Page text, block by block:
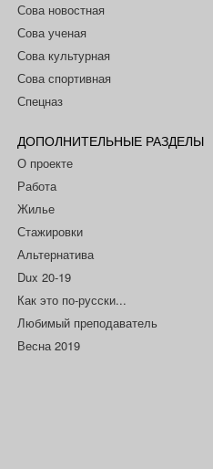
Сова новостная
Сова ученая
Сова культурная
Сова спортивная
Спецназ
ДОПОЛНИТЕЛЬНЫЕ РАЗДЕЛЫ
О проекте
Работа
Жилье
Стажировки
Альтернатива
Dux 20-19
Как это по-русски...
Любимый преподаватель
Весна 2019